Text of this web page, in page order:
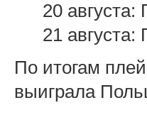
20
21
По итогам
выиграла